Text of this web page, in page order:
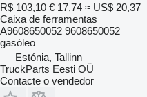
R$ 103,10 € 17,74 ≈ US$ 20,37
Caixa de ferramentas
A9608650052 9608650052
gasóleo
Estónia, Tallinn
TruckParts Eesti OÜ
Contacte o vendedor